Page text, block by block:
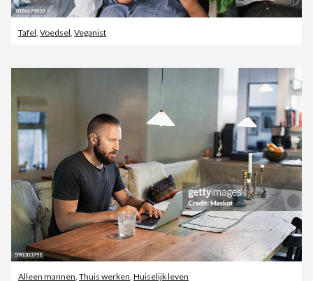
Tafel Voedsel Veganist
Alleen mannen Thuis werken Huiselijk leven